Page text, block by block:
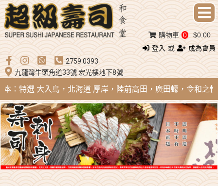
登入 或
成為會員
2759 0393
九龍灣牛頭角道33號 宏光樓地下8號
購物車 0 $0.00
：特選 大入島，北海道 厚岸，陸前高田，廣田蠔，令和之